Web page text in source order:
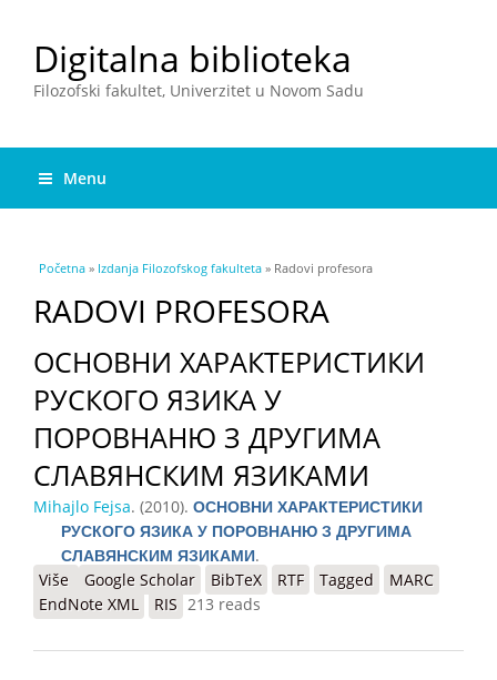
Digitalna biblioteka
Filozofski fakultet, Univerzitet u Novom Sadu
Menu
You are here
Početna » Izdanja Filozofskog fakulteta » Radovi profesora
RADOVI PROFESORA
ОСНОВНИ ХАРАКТЕРИСТИКИ
РУСКОГО ЯЗИКА У
ПОРОВНАНЮ З ДРУГИМА
СЛАВЯНСКИМ ЯЗИКАМИ
Mihajlo Fejsa. (2010). ОСНОВНИ ХАРАКТЕРИСТИКИ
РУСКОГО ЯЗИКА У ПОРОВНАНЮ З ДРУГИМА
СЛАВЯНСКИМ ЯЗИКАМИ.
Više o ОСНОВНИ ХАРАКТЕРИСТИКИ РУСКОГО ЯЗИКА У
ПОРОВНАНЮ З ДРУГИМА СЛАВЯНСКИМ ЯЗИКАМИ
Google Scholar BibTeX RTF Tagged
MARC
EndNote XML
RIS 213 reads